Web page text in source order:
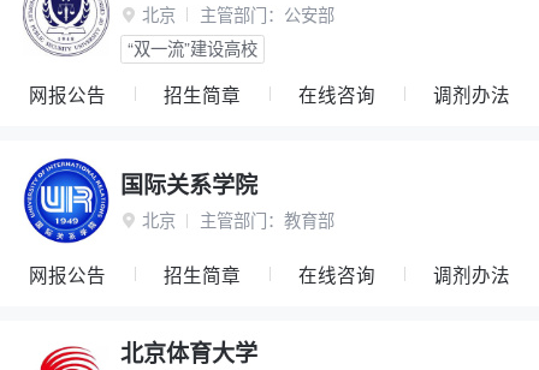
 北京 主管部门： 公安部
“双一流”建设高校
网报公告 招生简章 在线咨询 调剂办法
国际关系学院
 北京 主管部门： 教育部
网报公告 招生简章 在线咨询 调剂办法
北京体育大学